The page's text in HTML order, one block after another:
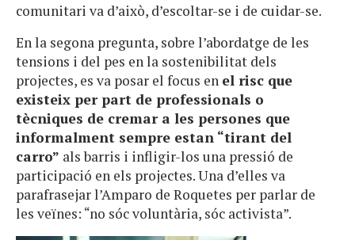
comunitari va d’això, d’escoltar-se i de cuidar-se.
En la segona pregunta, sobre l’abordatge de les
tensions i del pes en la sostenibilitat dels
projectes, es va posar el focus en el risc que
existeix per part de professionals o
tècniques de cremar a les persones que
informalment sempre estan “tirant del
carro” als barris i infligir-los una pressió de
participació en els projectes. Una d’elles va
parafrasejar l’Amparo de Roquetes per parlar de
les veïnes: “no sóc voluntària, sóc activista”.